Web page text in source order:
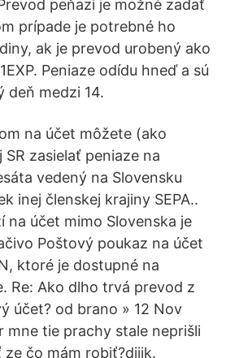
peňazí je možné zadať
prípade je potrebné ho
ak je prevod urobený ako
Peniaze odídu hneď a sú
deň medzi 14.
na účet môžete (ako
zasielať peniaze na
vedený na Slovensku
inej členskej krajiny SEPA..
na účet mimo Slovenska je
Poštový poukaz na účet
ktoré je dostupné na
Re: Ako dlho trvá prevod z
účet? od brano » 12 Nov
mne tie prachy stale neprišli
čo mám robiť?diiik.